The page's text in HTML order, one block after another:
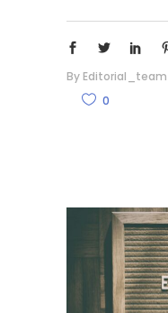
By Editorial_team
0